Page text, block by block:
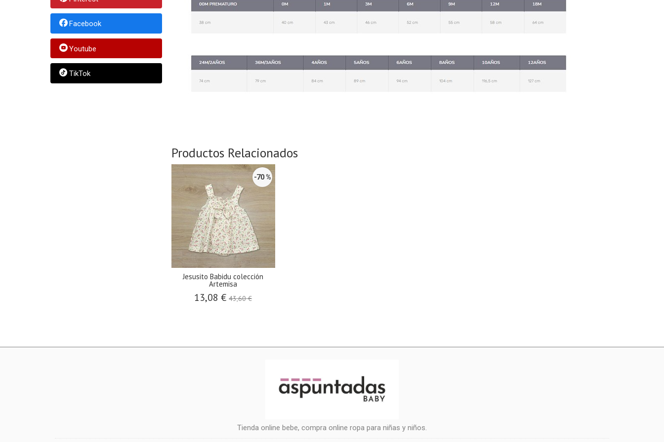
Facebook
Youtube
TikTok
Productos Relacionados
-70 %
Jesusito Babidu colección
Artemisa
13,08 €43,60 €
Tienda online bebe, compra online ropa para niñas y niños.